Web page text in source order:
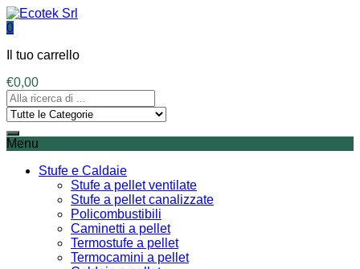
0
Il tuo carrello
€0,00
Menu
Stufe e Caldaie
Stufe a pellet ventilate
Stufe a pellet canalizzate
Policombustibili
Caminetti a pellet
Termostufe a pellet
Termocamini a pellet